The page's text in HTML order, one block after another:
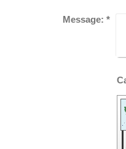
Message: *